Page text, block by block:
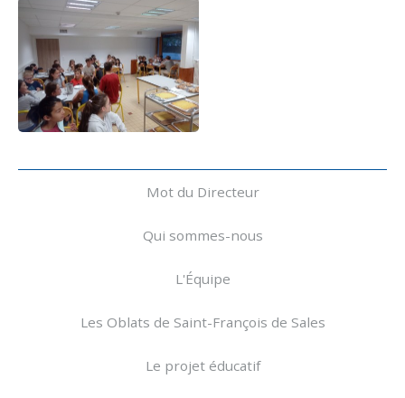
Navigation
Mot du Directeur
Qui sommes-nous
L'Équipe
Les Oblats de Saint-François de Sales
Le projet éducatif